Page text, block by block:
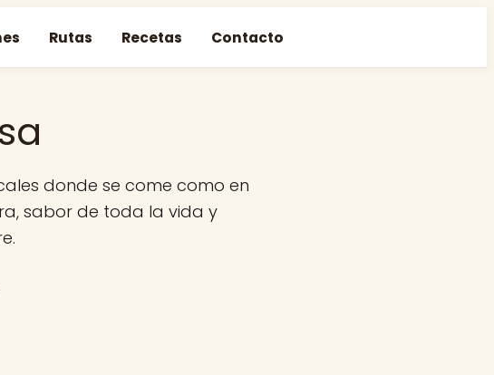
Rutas Recetas Contacto
donde se come como en
sabor de toda la vida y